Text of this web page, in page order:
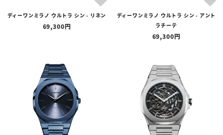
ディーワンミラノ ウルトラ シン - リネン
69,300
ディーワンミラノ ウルトラ シン - アント
ラチーテ
69,300